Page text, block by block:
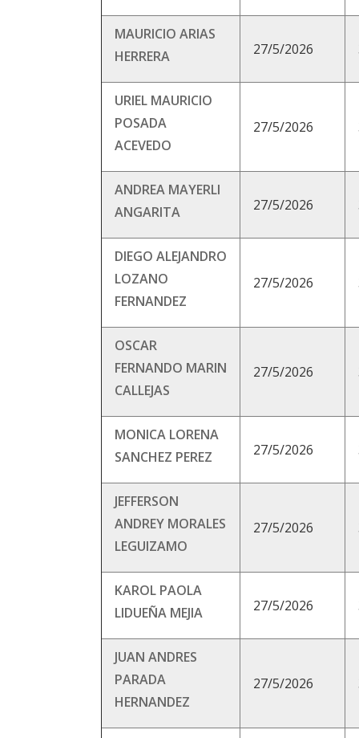
MAURICIO ARIAS
HERRERA
27/5/2026
URIEL MAURICIO
POSADA
ACEVEDO
27/5/2026
ANDREA MAYERLI
ANGARITA
27/5/2026
DIEGO ALEJANDRO
LOZANO
FERNANDEZ
27/5/2026
OSCAR
FERNANDO MARIN
CALLEJAS
27/5/2026
MONICA LORENA
SANCHEZ PEREZ
27/5/2026
JEFFERSON
ANDREY MORALES
LEGUIZAMO
27/5/2026
KAROL PAOLA
LIDUEÑA MEJIA
27/5/2026
JUAN ANDRES
PARADA
HERNANDEZ
27/5/2026